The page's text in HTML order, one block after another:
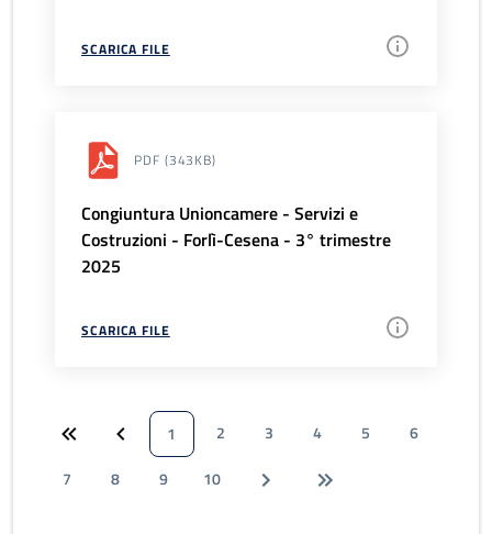
SCARICA FILE
PDF (343KB)
Congiuntura Unioncamere - Servizi e
Costruzioni - Forlì-Cesena - 3° trimestre
2025
SCARICA FILE
1 2 3 4 5
6
7
8 9 10